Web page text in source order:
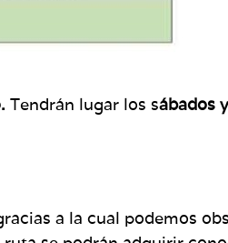
Tendrán lugar los sábados
a la cual podemos